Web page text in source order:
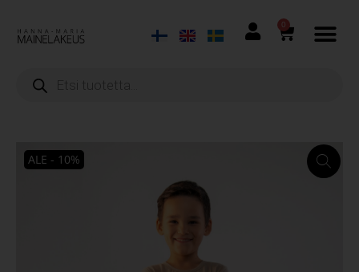
0
ALE - 10%